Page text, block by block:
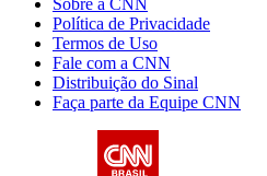
Política de Privacidade
Termos de Uso
Fale com a CNN
Distribuição do Sinal
Faça parte da Equipe CNN